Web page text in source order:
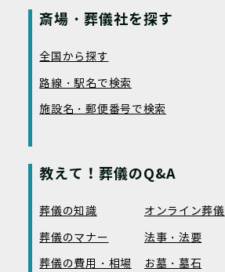
斎場・葬儀社を探す
全国から探す
路線・駅名で検索
施設名・郵便番号で検索
教えて！葬儀のQ&A
葬儀の知識 オンライン葬儀
葬儀のマナー
法事・法要
葬儀の費用・相場
お墓・墓石